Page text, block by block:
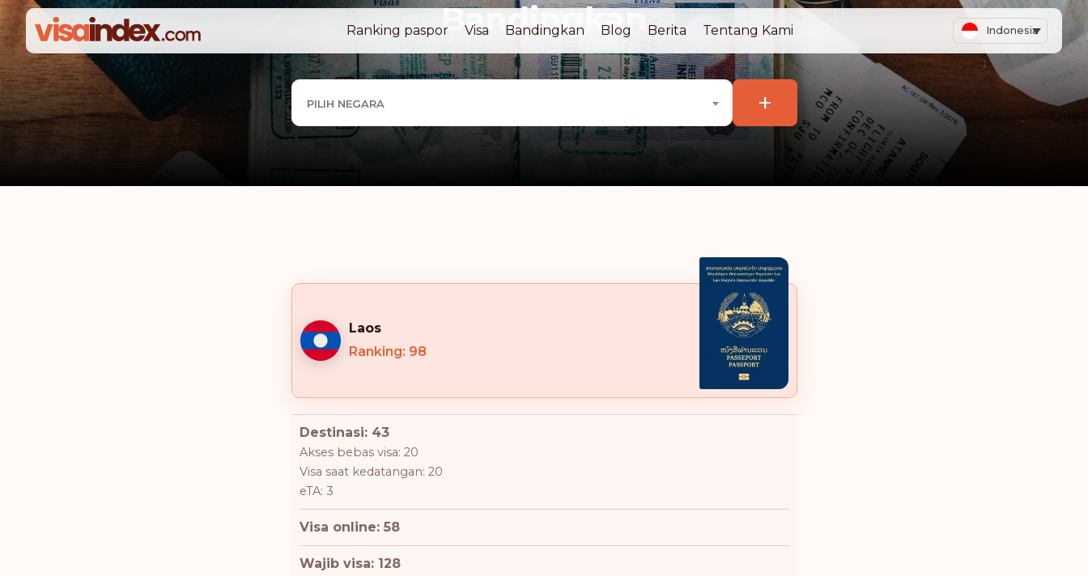
Indonesia
Ranking paspor Visa Bandingkan Blog Berita Tentang Kami
Bandingkan
PILIH NEGARA +
Laos
Ranking: 98
Destinasi: 43
Akses bebas visa: 20
Visa saat kedatangan: 20
eTA: 3
Visa online: 58
Wajib visa: 128